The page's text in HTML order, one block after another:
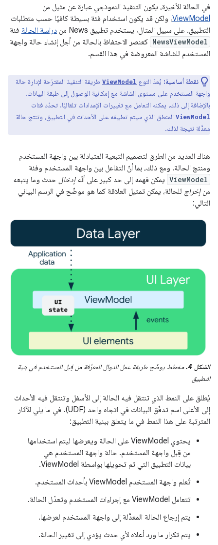
في الحالة الأخيرة، يكون التنفيذ النموذجي عبارة عن مثيل من
ViewModel، ولكن قد يكون استخدام فئة بسيطة كافيًا حسب متطلبات
التطبيق. على سبيل المثال، يستخدم تطبيق News من
دراسة الحالة فئة
NewsViewModel كعنصر الاحتفاظ بالحالة من أجل إنشاء حالة واجهة
المستخدم للشاشة المعروضة في هذا القسم.
نقطة أساسية: يُعدّ النوع ViewModel طريقة التنفيذ المقترَحة لإدارة حالة
واجهة المستخدم على مستوى الشاشة مع إمكانية الوصول إلى طبقة البيانات.
بالإضافة إلى ذلك، يمكنه التعامل مع تغييرات الإعدادات تلقائيًا. تحدّد فئات
ViewModel المنطق الذي سيتم تطبيقه على الأحداث في التطبيق، وتنتج حالة
معدَّلة نتيجة لذلك.
هناك العديد من الطرق لتصميم التبعية المتبادلة بين واجهة المستخدم
ومنتج الحالة. ومع ذلك، بما أنّ التفاعل بين واجهة المستخدم وفئة
ViewModel يمكن فهمه إلى حد كبير على أنّهإدخال حدث وما يتبعه
منإخراج للحالة، يمكن تمثيل العلاقة كما هو موضّح في الرسم البياني
التالي:
الشكل 4.
مخطط يوضّح طريقة عمل الدوال المعرَّفة من قِبل المستخدم في بنية
التطبيق
يُطلق على النمط الذي تنتقل فيه الحالة إلى الأسفل وتنتقل فيه الأحداث
إلى الأعلى اسم تدفّق البيانات في اتجاه واحد (UDF). في ما يلي الآثار
المترتبة على هذا النمط في ما يتعلق ببنية التطبيق:
يحتوي ViewModel على الحالة ويعرضها ليتم استخدامها
من قِبل واجهة المستخدم. حالة واجهة المستخدم هي
بيانات التطبيق التي تم تحويلها بواسطة ViewModel.
تُعلم واجهة المستخدم ViewModel بأحداث المستخدم.
تتعامل ViewModel مع إجراءات المستخدم وتعدّل الحالة.
يتم إرجاع الحالة المعدَّلة إلى واجهة المستخدم لعرضها.
يتم تكرار ما ورد أعلاه لأي حدث يؤدي إلى تغيير الحالة.